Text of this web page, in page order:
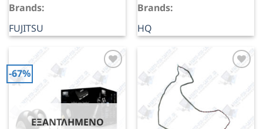
Brands:
FUJITSU
Brands:
HQ
-67%
Add to
Wishlist
ΕΞΑΝΤΛΗΜΈΝΟ
Add to
Wishlist